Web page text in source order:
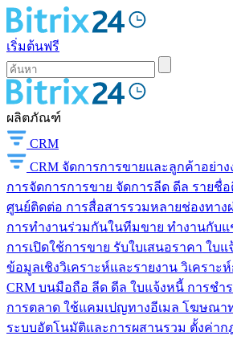
เริ่มต้นฟรี
ผลิตภัณฑ์
CRM
CRM จัดการการขายและลูกค้าอย่าง
การจัดการการขาย จัดการลีด ดีล รายชื่
ศูนย์ติดต่อ การสื่อสารรวมหลายช่องทาง
การทำงานร่วมกันในทีมขาย ทำงานกับแ
การเปิดใช้การขาย รับใบเสนอราคา ใบ
ข้อมูลเชิงวิเคราะห์และรายงาน วิเคราะ
CRM บนมือถือ ลีด ดีล ใบแจ้งหนี้ การช
การตลาด ใช้แคมเปญทางอีเมล โฆษณา
ระบบอัตโนมัติและการผสานรวม ตั้งค่าก